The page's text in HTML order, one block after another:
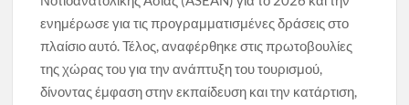
ενημέρωσε για τις προγραμματισμένες δράσεις στο
πλαίσιο αυτό. Τέλος, αναφέρθηκε στις πρωτοβουλίες
της χώρας του για την ανάπτυξη του τουρισμού,
δίνοντας έμφαση στην εκπαίδευση και την κατάρτιση,